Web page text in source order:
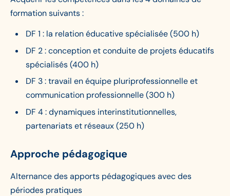
formation suivants :
DF 1 : la relation éducative spécialisée (500 h)
DF 2 : conception et conduite de projets éducatifs
spécialisés (400 h)
DF 3 : travail en équipe pluriprofessionnelle et
communication professionnelle (300 h)
DF 4 : dynamiques interinstitutionnelles,
partenariats et réseaux (250 h)
Approche pédagogique
Alternance des apports pédagogiques avec des
périodes pratiques